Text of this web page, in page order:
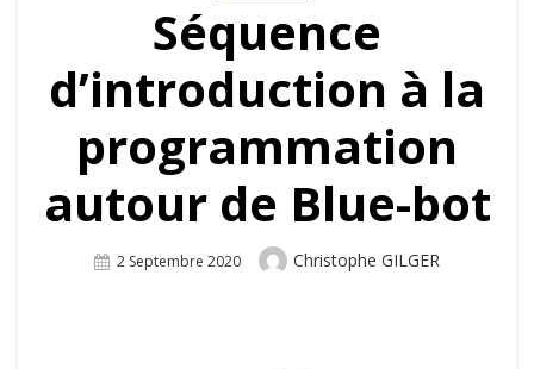
Séquence
d’introduction à la
programmation
autour de Blue-bot
Posted
2 Septembre 2020 Author
Christophe GILGER